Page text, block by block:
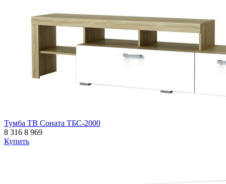
Тумба ТВ Соната ТБС-2000
8 316 8 969
Купить